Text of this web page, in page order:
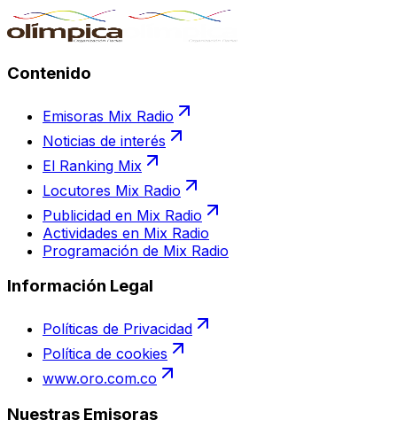
Contenido
Emisoras Mix Radio
Noticias de interés
El Ranking Mix
Locutores Mix Radio
Publicidad en Mix Radio
Actividades en Mix Radio
Programación de Mix Radio
Información Legal
Políticas de Privacidad
Política de cookies
www.oro.com.co
Nuestras Emisoras